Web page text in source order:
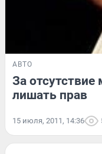
АВТО
За отсутствие
лишать прав
15 июля, 2011, 14:36